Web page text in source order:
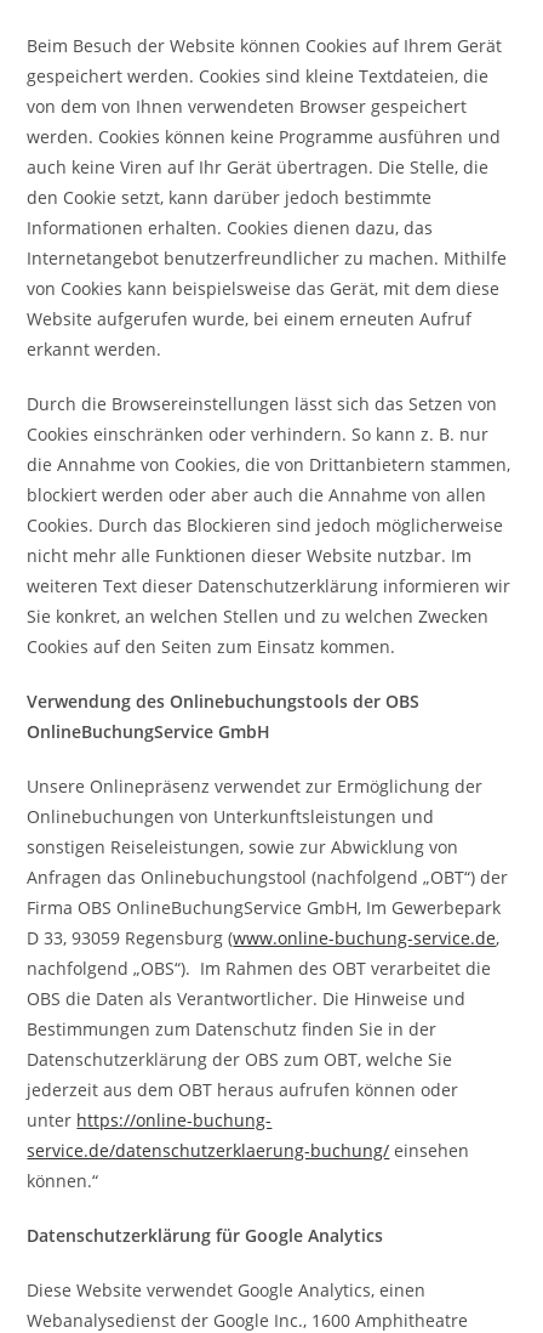
Beim Besuch der Website können Cookies auf Ihrem Gerät
gespeichert werden. Cookies sind kleine Textdateien, die
von dem von Ihnen verwendeten Browser gespeichert
werden. Cookies können keine Programme ausführen und
auch keine Viren auf Ihr Gerät übertragen. Die Stelle, die
den Cookie setzt, kann darüber jedoch bestimmte
Informationen erhalten. Cookies dienen dazu, das
Internetangebot benutzerfreundlicher zu machen. Mithilfe
von Cookies kann beispielsweise das Gerät, mit dem diese
Website aufgerufen wurde, bei einem erneuten Aufruf
erkannt werden.
Durch die Browsereinstellungen lässt sich das Setzen von
Cookies einschränken oder verhindern. So kann z. B. nur
die Annahme von Cookies, die von Drittanbietern stammen,
blockiert werden oder aber auch die Annahme von allen
Cookies. Durch das Blockieren sind jedoch möglicherweise
nicht mehr alle Funktionen dieser Website nutzbar. Im
weiteren Text dieser Datenschutzerklärung informieren wir
Sie konkret, an welchen Stellen und zu welchen Zwecken
Cookies auf den Seiten zum Einsatz kommen.
Verwendung des Onlinebuchungstools der OBS
OnlineBuchungService GmbH
Unsere Onlinepräsenz verwendet zur Ermöglichung der
Onlinebuchungen von Unterkunftsleistungen und
sonstigen Reiseleistungen, sowie zur Abwicklung von
Anfragen das Onlinebuchungstool (nachfolgend „OBT“) der
Firma OBS OnlineBuchungService GmbH, Im Gewerbepark
D 33, 93059 Regensburg (www.online-buchung-service.de,
nachfolgend „OBS“). Im Rahmen des OBT verarbeitet die
OBS die Daten als Verantwortlicher. Die Hinweise und
Bestimmungen zum Datenschutz finden Sie in der
Datenschutzerklärung der OBS zum OBT, welche Sie
jederzeit aus dem OBT heraus aufrufen können oder
unter https://online-buchung-
service.de/datenschutzerklaerung-buchung/ einsehen
können.“
Datenschutzerklärung für Google Analytics
Diese Website verwendet Google Analytics, einen
Webanalysedienst der Google Inc., 1600 Amphitheatre